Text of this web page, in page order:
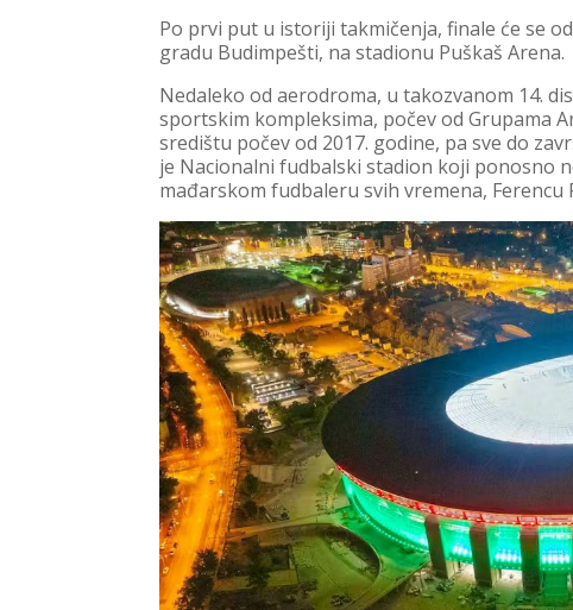
Po prvi put u istoriji takmičenja, finale će se
gradu Budimpešti, na stadionu Puškaš Arena.
Nedaleko od aerodroma, u takozvanom 14.
sportskim kompleksima, počev od Grupama
središtu počev od 2017. godine, pa sve do
je Nacionalni fudbalski stadion koji ponosno
mađarskom fudbaleru svih vremena, Ferencu